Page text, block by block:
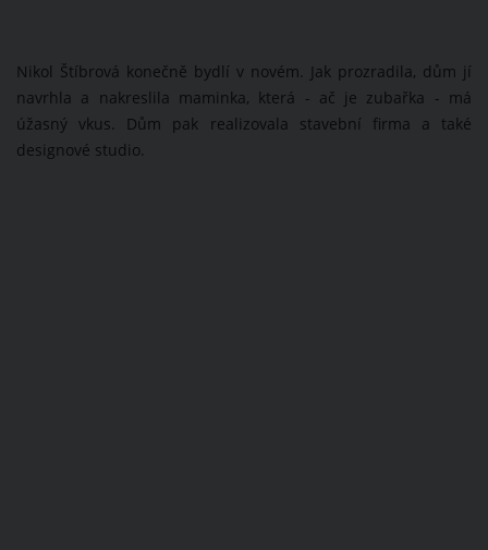
Nikol Štíbrová konečně bydlí v novém. Jak prozradila, dům jí
navrhla a nakreslila maminka, která - ač je zubařka - má
úžasný vkus. Dům pak realizovala stavební firma a také
designové studio.